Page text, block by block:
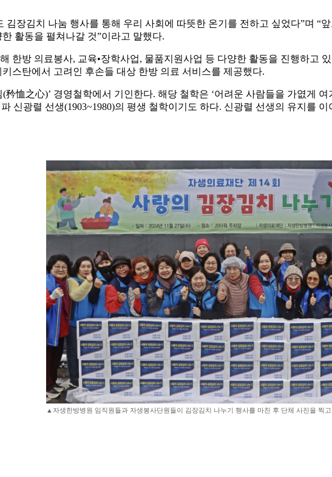
김장김치 나눔 행사를 통해 우리 사회에 따뜻한 온기를 전하고 싶었다”며 “
활동을 펼쳐나갈 것”이라고 말했다.
한방 의료봉사, 교육•장학사업, 물품지원사업 등 다양한 활동을 진행하고
스탄에서 고려인 후손들 대상 한방 의료 서비스를 제공했다.
矜恤之心)’ 경영철학에서 기인한다. 해당 철학은 ‘어려운 사람들을 가엾게
신광렬 선생(1903~1980)의 평생 철학이기도 하다. 신광렬 선생의 유지를
▲자생한방병원 임직원들과 자생봉사단원들이 김장김치 나누기 행사를 마친 후 단체 사진을 찍고